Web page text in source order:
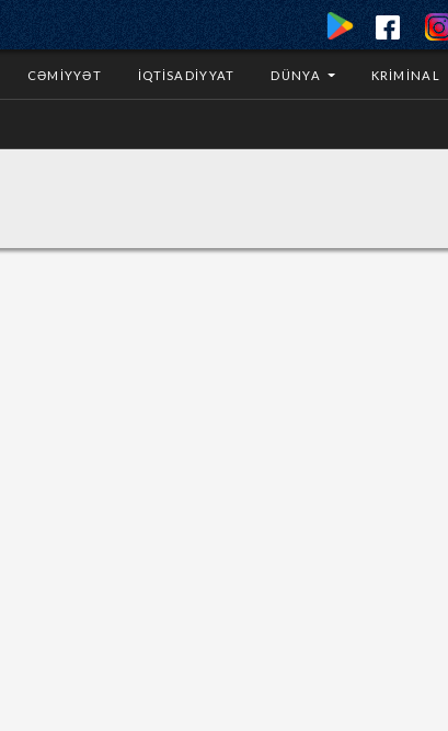
CƏMIYYƏT İQTISADIYYAT DÜNYA KRIMINAL